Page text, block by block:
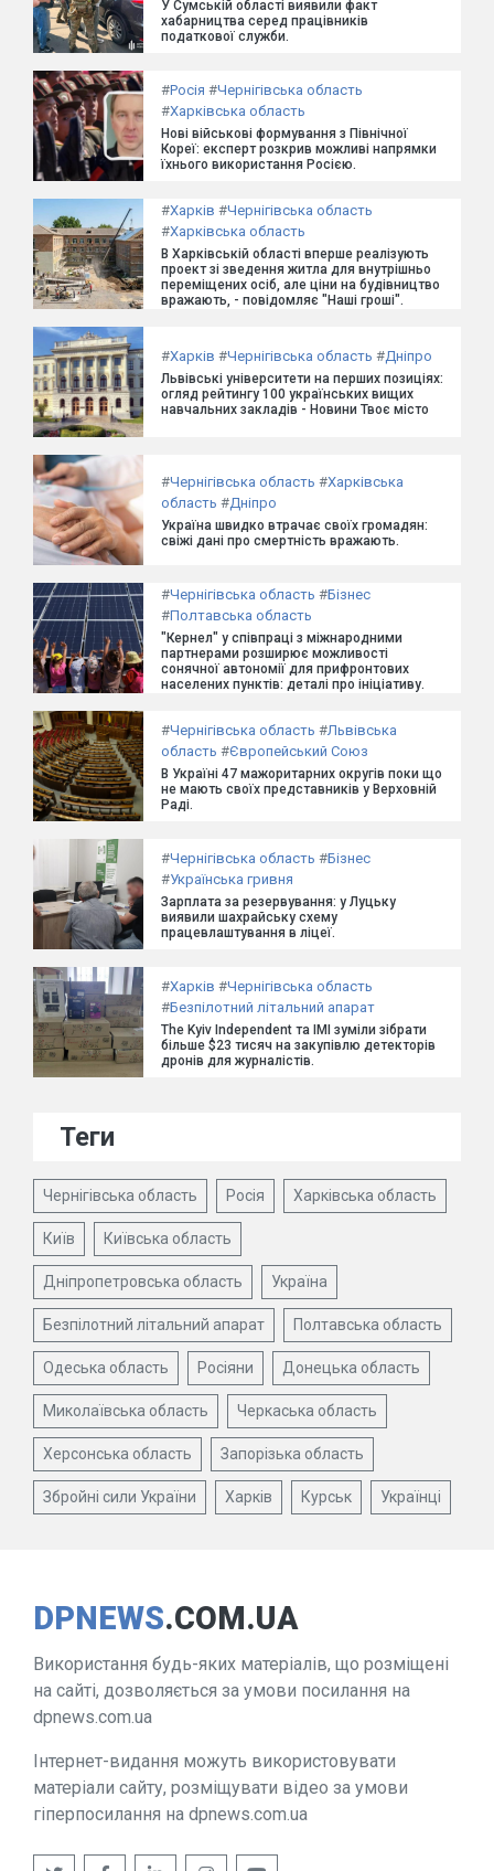
У Сумській області виявили факт
хабарництва серед працівників
податкової служби.
#Росія #Чернігівська область
#Харківська область
Нові військові формування з Північної
Кореї: експерт розкрив можливі напрямки
їхнього використання Росією.
#Харків #Чернігівська область
#Харківська область
В Харківській області вперше реалізують
проект зі зведення житла для внутрішньо
переміщених осіб, але ціни на будівництво
вражають, - повідомляє "Наші гроші".
#Харків #Чернігівська область #Дніпро
Львівські університети на перших позиціях:
огляд рейтингу 100 українських вищих
навчальних закладів - Новини Твоє місто
#Чернігівська область #Харківська
область #Дніпро
Україна швидко втрачає своїх громадян:
свіжі дані про смертність вражають.
#Чернігівська область #Бізнес
#Полтавська область
"Кернел" у співпраці з міжнародними
партнерами розширює можливості
сонячної автономії для прифронтових
населених пунктів: деталі про ініціативу.
#Чернігівська область #Львівська
область #Європейський Союз
В Україні 47 мажоритарних округів поки що
не мають своїх представників у Верховній
Раді.
#Чернігівська область #Бізнес
#Українська гривня
Зарплата за резервування: у Луцьку
виявили шахрайську схему
працевлаштування в ліцеї.
#Харків #Чернігівська область
#Безпілотний літальний апарат
The Kyiv Independent та ІМІ зуміли зібрати
більше $23 тисяч на закупівлю детекторів
дронів для журналістів.
Теги
Чернігівська область Росія Харківська область
Київ Київська область
Дніпропетровська область Україна
Безпілотний літальний апарат Полтавська область
Одеська область Росіяни Донецька область
Миколаївська область Черкаська область
Херсонська область Запорізька область
Збройні сили України Харків Курськ Українці
DPNEWS.COM.UA
Використання будь-яких матеріалів, що розміщені
на сайті, дозволяється за умови посилання на
dpnews.com.ua
Інтернет-видання можуть використовувати
матеріали сайту, розміщувати відео за умови
гіперпосилання на dpnews.com.ua